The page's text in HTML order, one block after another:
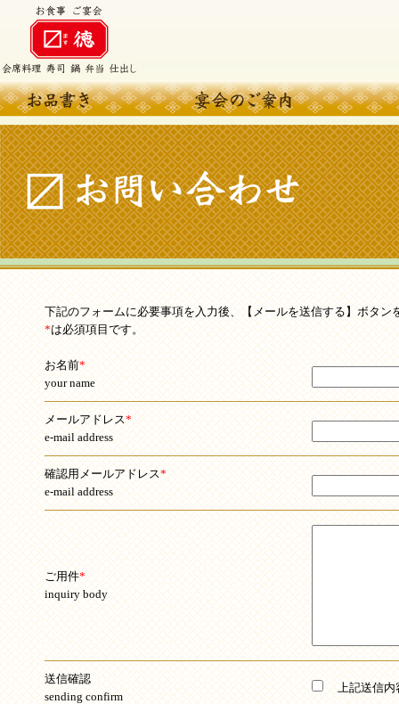
下記のフォームに必要事項を入力後、【メールを送信する】ボタン
*は必須項目です。
お名前*
your name
メールアドレス*
e-mail address
確認用メールアドレス*
e-mail address
ご用件*
inquiry body
送信確認
sending confirm
上記送信内